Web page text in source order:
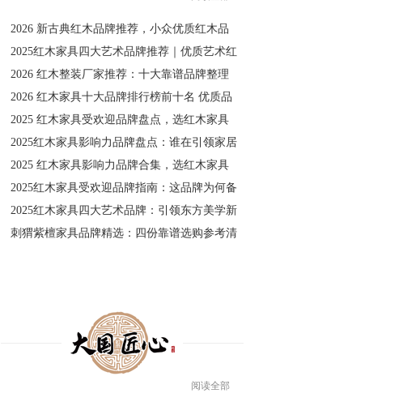
2026 新古典红木品牌推荐，小众优质红木品
2025红木家具四大艺术品牌推荐｜优质艺术红
2026 红木整装厂家推荐：十大靠谱品牌整理
2026 红木家具十大品牌排行榜前十名 优质品
2025 红木家具受欢迎品牌盘点，选红木家具
2025红木家具影响力品牌盘点：谁在引领家居
2025 红木家具影响力品牌合集，选红木家具
2025红木家具受欢迎品牌指南：这品牌为何备
2025红木家具四大艺术品牌：引领东方美学新
刺猬紫檀家具品牌精选：四份靠谱选购参考清
阅读全部